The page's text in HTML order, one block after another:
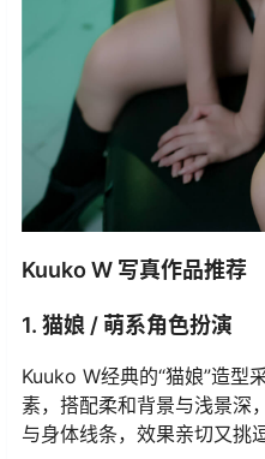
Kuuko W 写真作品推荐
1. 猫娘 / 萌系角色扮演
Kuuko W经典的“猫娘”造型
素，搭配柔和背景与浅景深
与身体线条，效果亲切又挑逗